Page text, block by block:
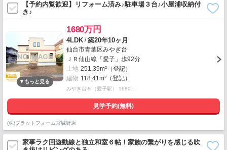
【予約内覧歓迎】リフォーム済み♪駐車場３台♪小屋浦収納付
き♪
1680万円
4LDK /築20年10ヶ月
仙台市青葉区みやぎ台
ＪＲ仙山線「愛子」歩92分
土地 251.39m²（登記）
建物 118.41m²（登記）
みやぎ台５（愛子駅） 1680…
見学予約(無料)
(株)プラットフォーム宮城野店
家事ラク回遊動線と独立和室６帖！家族の繋がりを感じる吹